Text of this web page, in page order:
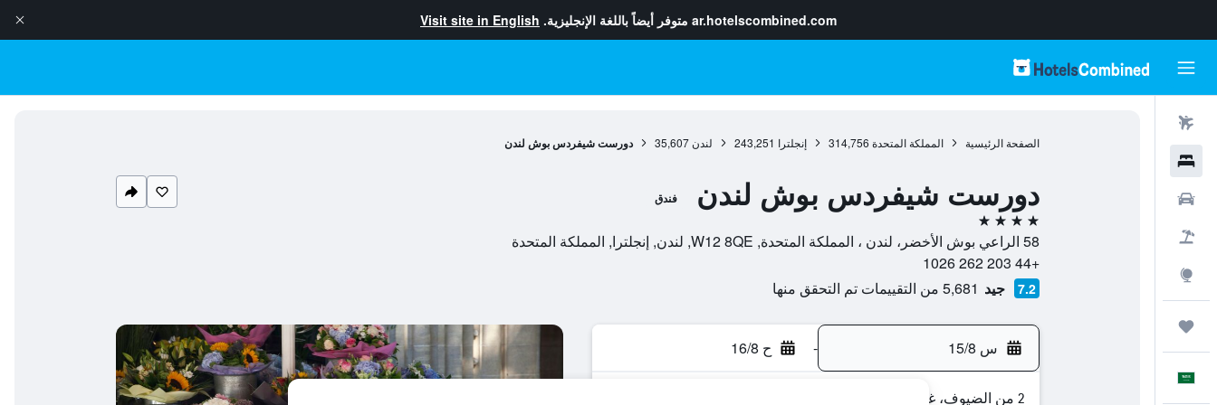
ar.hotelscombined.com متوفر أيضاً باللغة الإنجليزية. Visit site in English
الصفحة الرئيسية المملكة المتحدة 314,756 إنجلترا 243,251 لندن 35,607 دورست شيفردس بوش لندن
دورست شيفردس بوش لندن فندق
4 نجوم
58 الراعي بوش الأخضر، لندن ، المملكة المتحدة, W12 8QE, لندن, إنجلترا, المملكة المتحدة
+44 203 262 1026
7.2 جيد 5,681 من التقييمات تم التحقق منها
س 15/8 - ح 16/8
2 من الضيوف، غرفة واحدة